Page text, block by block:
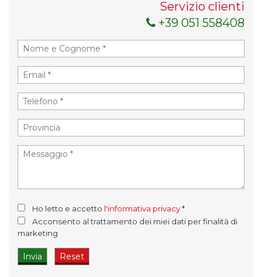
Servizio clienti
+39 051 558408
Ho letto e accetto l'informativa privacy*
Acconsento al trattamento dei miei dati per finalità di
marketing